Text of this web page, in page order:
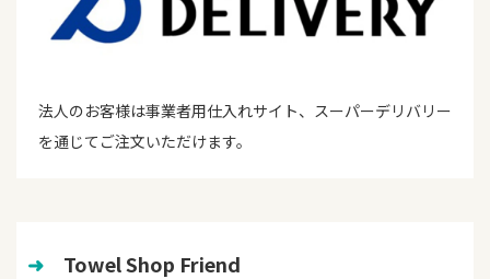
法人のお客様は事業者用仕入れサイト、スーパーデリバリー
を通じてご注文いただけます。
➜ Towel Shop Friend